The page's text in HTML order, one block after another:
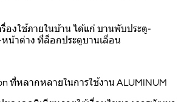
รื่องใช้ภายในบ้าน ได้แก่ บานพับประตู-
น้าต่าง ที่ล็อกประตูบานเลื่อน
ที่หลากหลายในการใช้งาน ALUMINUM